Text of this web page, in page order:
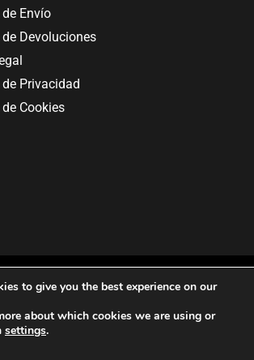
Envío
Devoluciones
Privacidad
Cookies
© 2025. All rights reserved.
to give you the best experience on our
about which cookies we are using or
settings.